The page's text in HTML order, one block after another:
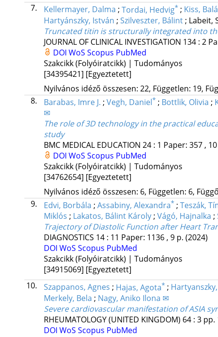
7.
Kellermayer, Dalma ; Tordai, Hedvig* ; Kiss,
Hartyánszky, István ; Szilveszter, Bálint ; Labeit,
Truncated titin is structurally integrated into
JOURNAL OF CLINICAL INVESTIGATION 134: 2
DOI WoS Scopus PubMed
Szakcikk (Folyóiratcikk) | Tudományos
[34395421] [Egyeztetett]
Nyilvános idéző összesen: 22, Független: 19,
8.
Barabas, Imre J. ; Vegh, Daniel* ; Bottlik, Olivia ;
✉
The role of 3D technology in the practical
study
BMC MEDICAL EDUCATION 24: 1 Paper: 357 ,
DOI WoS Scopus PubMed
Szakcikk (Folyóiratcikk) | Tudományos
[34762654] [Egyeztetett]
Nyilvános idéző összesen: 6, Független: 6,
9.
Edvi, Borbála ; Assabiny, Alexandra* ; Teszák,
Miklós ; Lakatos, Bálint Károly; Vágó, Hajnalka ;
Trajectory of Diastolic Function after Heart
DIAGNOSTICS 14: 11 Paper: 1136 , 9 p. (2024)
DOI WoS Scopus PubMed
Szakcikk (Folyóiratcikk) | Tudományos
[34915069] [Egyeztetett]
10.
Szappanos, Agnes ; Hajas, Agota* ;
Merkely, Bela ; Nagy, Aniko Ilona ✉
Severe cardiovascular manifestation of ASIA
RHEUMATOLOGY (UNITED KINGDOM) 64: 3 pp.
DOI WoS Scopus PubMed